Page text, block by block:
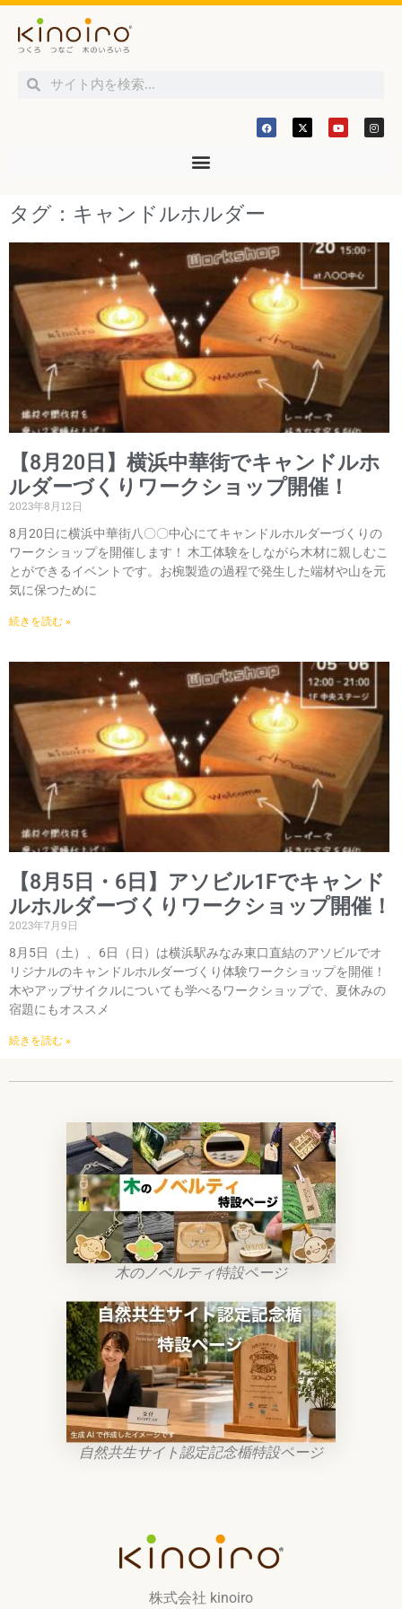
タグ：キャンドルホルダー
【8月20日】横浜中華街でキャンドルホ
ルダーづくりワークショップ開催！
2023年8月12日
8月20日に横浜中華街八〇〇中心にてキャンドルホルダーづくりの
ワークショップを開催します！ 木工体験をしながら木材に親しむこ
とができるイベントです。お椀製造の過程で発生した端材や山を元
気に保つために
続きを読む »
【8月5日・6日】アソビル1Fでキャンド
ルホルダーづくりワークショップ開催！
2023年7月9日
8月5日（土）、6日（日）は横浜駅みなみ東口直結のアソビルでオ
リジナルのキャンドルホルダーづくり体験ワークショップを開催！
木やアップサイクルについても学べるワークショップで、夏休みの
宿題にもオススメ
続きを読む »
木のノベルティ特設ページ
自然共生サイト認定記念楯特設ページ
株式会社 kinoiro